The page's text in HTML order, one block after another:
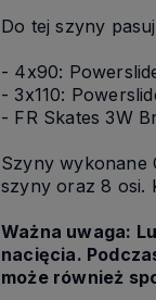
Do tej szyny
- 4x90:
- 3x110:
- FR Skates 3W
Szyny wykonane
szyny oraz 8 osi.
Ważna uwaga:
nacięcia.
może również